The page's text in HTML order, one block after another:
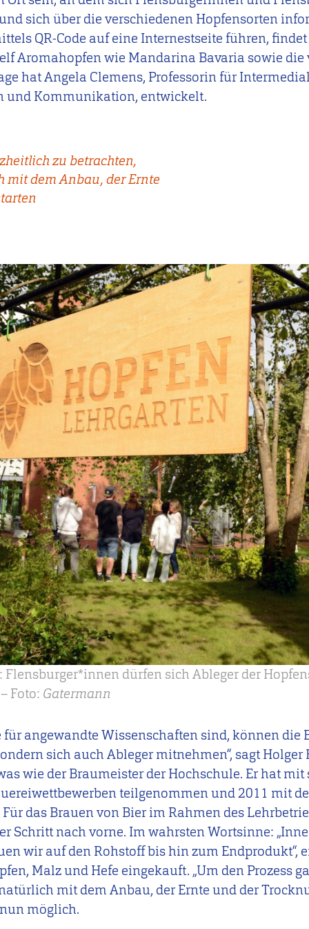
sich über die verschiedenen Hopfensorten
QR-Code auf eine Internestseite führen,
Aromahopfen wie Mandarina Bavaria sowie
hat Angela Clemens, Professorin für
und Kommunikation, entwickelt.
zu betrachten,
dem Anbau, der Ernte
dürfen sich Ableger der
Foto: Gatermann
für angewandte Wissenschaften sind, können
sich auch Ableger mitnehmen“, sagt Holger
wie der Braumeister der Hochschule. Er hat
teilgenommen und 2011 mit
das Brauen von Bier im Rahmen des
Schritt nach vorne. Im wahrsten Wortsinne:
wir auf den Rohstoff bis hin zum Endprodukt“,
Malz und Hefe eingekauft. „Um den Prozess
mit dem Anbau, der Ernte und der
möglich.